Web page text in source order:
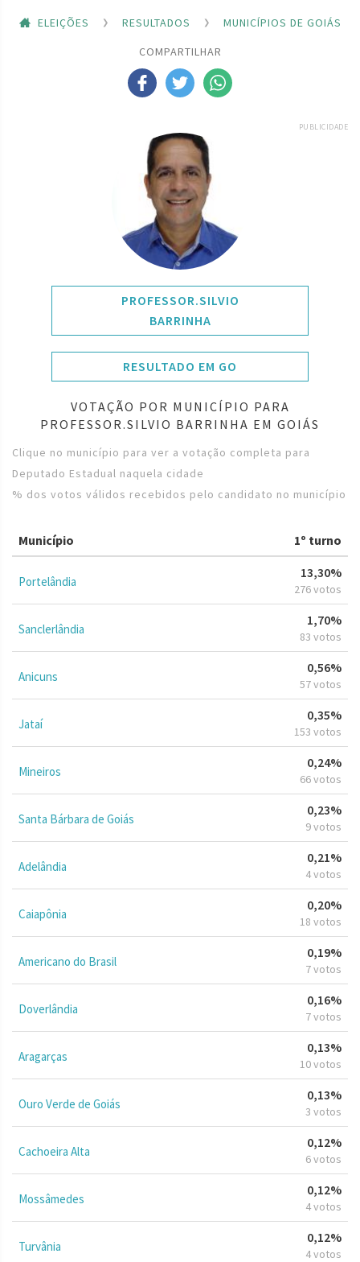
ELEIÇÕES RESULTADOS
MUNICÍPIOS DE GOIÁS
COMPARTILHAR
PUBLICIDADE
PROFESSOR.SILVIO
BARRINHA
RESULTADO EM GO
VOTAÇÃO POR MUNICÍPIO PARA
PROFESSOR.SILVIO BARRINHA EM GOIÁS
Clique no município para ver a votação completa para
Deputado Estadual naquela cidade
% dos votos válidos recebidos pelo candidato no município
Município 1º turno
Portelândia
13,30%
276 votos
Sanclerlândia
1,70%
83 votos
Anicuns
0,56%
57 votos
Jataí
0,35%
153 votos
Mineiros
0,24%
66 votos
Santa Bárbara de Goiás
0,23%
9 votos
Adelândia
0,21%
4 votos
Caiapônia
0,20%
18 votos
Americano do Brasil
0,19%
7 votos
Doverlândia
0,16%
7 votos
Aragarças
0,13%
10 votos
Ouro Verde de Goiás
0,13%
3 votos
Cachoeira Alta
0,12%
6 votos
Mossâmedes
0,12%
4 votos
Turvânia
0,12%
4 votos